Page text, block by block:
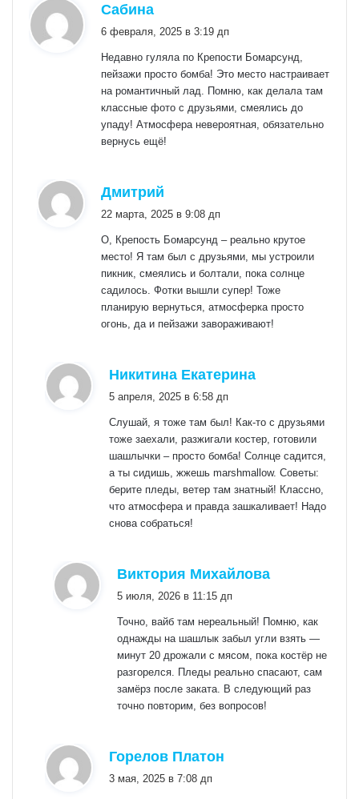
Сабина
6 февраля, 2025 в 3:19 дп
Недавно гуляла по Крепости Бомарсунд,
пейзажи просто бомба! Это место настраивает
на романтичный лад. Помню, как делала там
классные фото с друзьями, смеялись до
упаду! Атмосфера невероятная, обязательно
вернусь ещё!
Дмитрий
22 марта, 2025 в 9:08 дп
О, Крепость Бомарсунд – реально крутое
место! Я там был с друзьями, мы устроили
пикник, смеялись и болтали, пока солнце
садилось. Фотки вышли супер! Тоже
планирую вернуться, атмосферка просто
огонь, да и пейзажи завораживают!
Никитина Екатерина
5 апреля, 2025 в 6:58 дп
Слушай, я тоже там был! Как-то с друзьями
тоже заехали, разжигали костер, готовили
шашлычки – просто бомба! Солнце садится,
а ты сидишь, жжешь marshmallow. Советы:
берите пледы, ветер там знатный! Классно,
что атмосфера и правда зашкаливает! Надо
снова собраться!
Виктория Михайлова
5 июля, 2026 в 11:15 дп
Точно, вайб там нереальный! Помню, как
однажды на шашлык забыл угли взять —
минут 20 дрожали с мясом, пока костёр не
разгорелся. Пледы реально спасают, сам
замёрз после заката. В следующий раз
точно повторим, без вопросов!
Горелов Платон
3 мая, 2025 в 7:08 дп